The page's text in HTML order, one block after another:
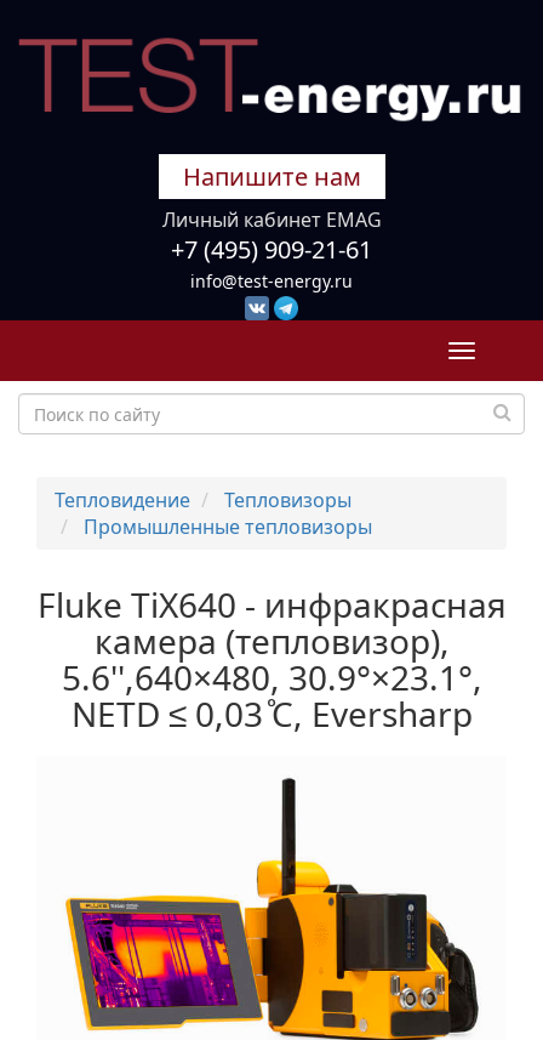
Напишите нам
Личный кабинет EMAG
+7 (495) 909-21-61
info@test-energy.ru
Toggle
Тепловидение
Тепловизоры
Промышленные тепловизоры
Fluke TiX640 - инфракрасная
камера (тепловизор),
5.6'',640×480, 30.9°×23.1°,
NETD ≤ 0,03 ̊C, Eversharp